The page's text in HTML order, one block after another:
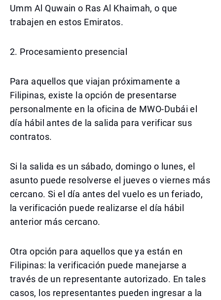
Umm Al Quwain o Ras Al Khaimah, o que
trabajen en estos Emiratos.
2. Procesamiento presencial
Para aquellos que viajan próximamente a
Filipinas, existe la opción de presentarse
personalmente en la oficina de MWO-Dubái el
día hábil antes de la salida para verificar sus
contratos.
Si la salida es un sábado, domingo o lunes, el
asunto puede resolverse el jueves o viernes más
cercano. Si el día antes del vuelo es un feriado,
la verificación puede realizarse el día hábil
anterior más cercano.
Otra opción para aquellos que ya están en
Filipinas: la verificación puede manejarse a
través de un representante autorizado. En tales
casos, los representantes pueden ingresar a la